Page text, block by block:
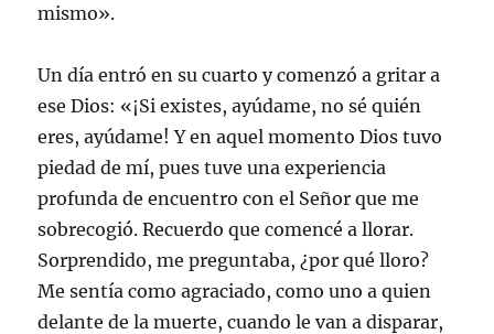
mismo».
Un día entró en su cuarto y comenzó a gritar a
ese Dios: «¡Si existes, ayúdame, no sé quién
eres, ayúdame! Y en aquel momento Dios tuvo
piedad de mí, pues tuve una experiencia
profunda de encuentro con el Señor que me
sobrecogió. Recuerdo que comencé a llorar.
Sorprendido, me preguntaba, ¿por qué lloro?
Me sentía como agraciado, como uno a quien
delante de la muerte, cuando le van a disparar,